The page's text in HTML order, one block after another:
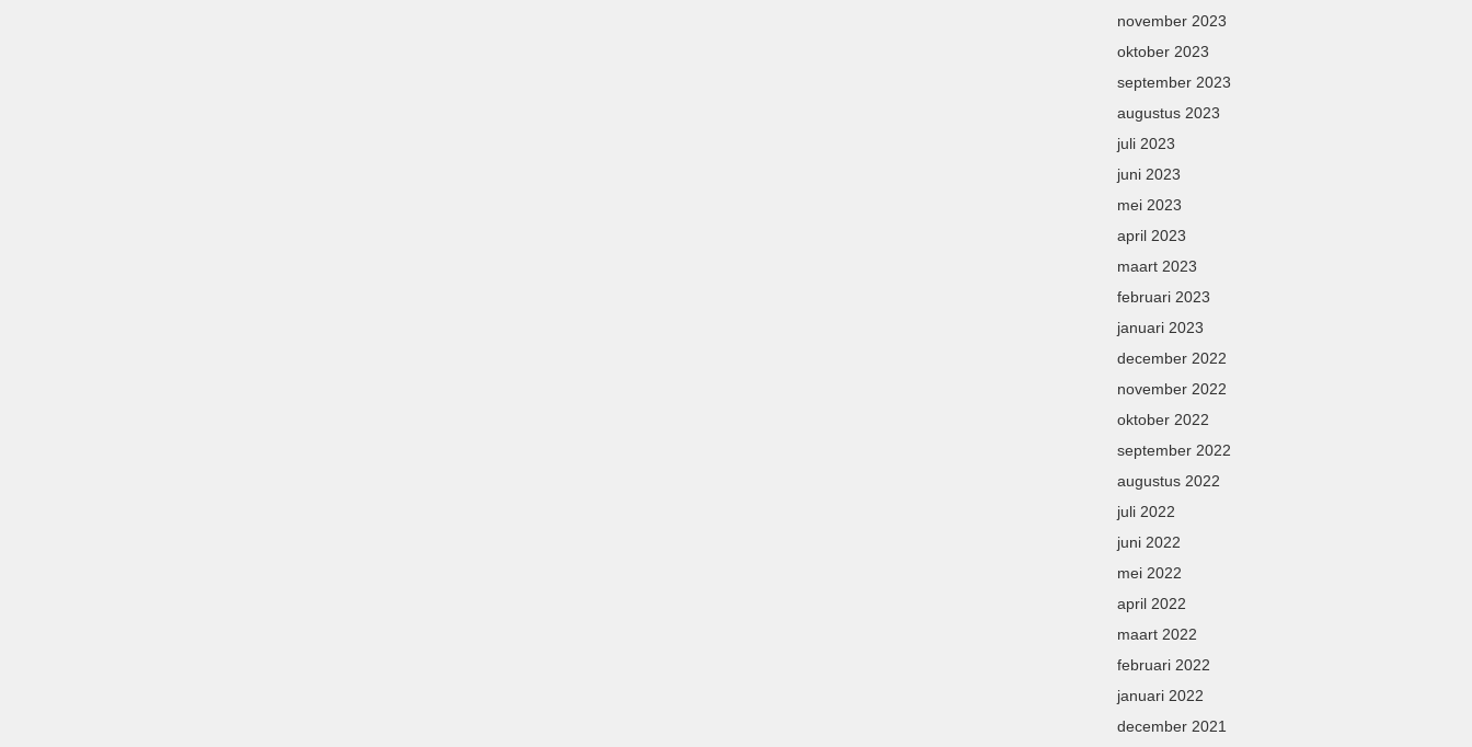
november 2023
oktober 2023
september 2023
augustus 2023
juli 2023
juni 2023
mei 2023
april 2023
maart 2023
februari 2023
januari 2023
december 2022
november 2022
oktober 2022
september 2022
augustus 2022
juli 2022
juni 2022
mei 2022
april 2022
maart 2022
februari 2022
januari 2022
december 2021